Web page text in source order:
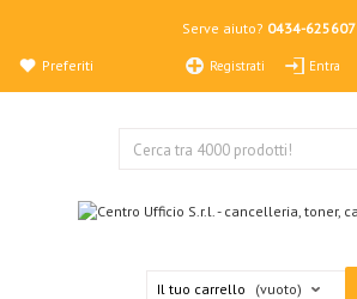
Serve aiuto? 0434-625607
Registrati Entra
Preferiti
Il tuo carrello (vuoto)